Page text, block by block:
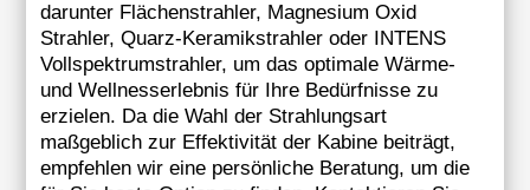
darunter Flächenstrahler, Magnesium Oxid
Strahler, Quarz-Keramikstrahler oder INTENS
Vollspektrumstrahler, um das optimale Wärme-
und Wellnesserlebnis für Ihre Bedürfnisse zu
erzielen. Da die Wahl der Strahlungsart
maßgeblich zur Effektivität der Kabine beiträgt,
empfehlen wir eine persönliche Beratung, um die